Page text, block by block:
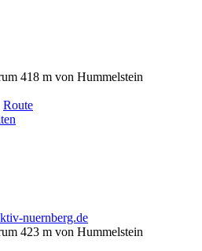
418 m von Hummelstein
Route
nuernberg.de
423 m von Hummelstein